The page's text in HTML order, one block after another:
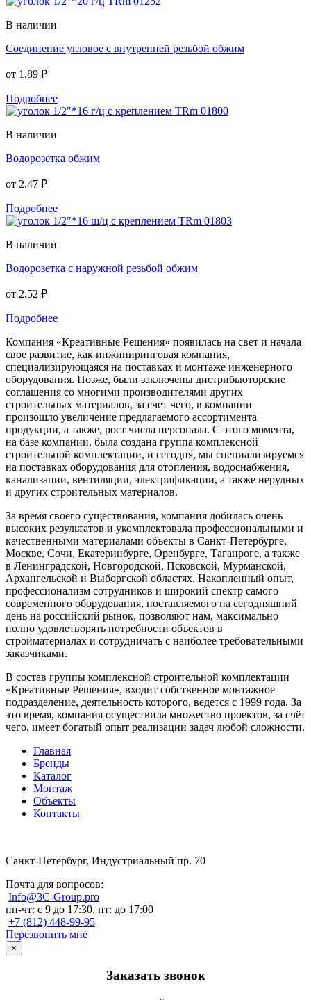
В наличии
Соединение угловое с внутренней резьбой обжим
от 1.89 ₽
Подробнее
В наличии
Водорозетка обжим
от 2.47 ₽
Подробнее
В наличии
Водорозетка с наружной резьбой обжим
от 2.52 ₽
Подробнее
Компания «Креативные Решения» появилась на свет и начала
свое развитие, как инжиниринговая компания,
специализирующаяся на поставках и монтаже инженерного
оборудования. Позже, были заключены дистрибьюторские
соглашения со многими производителями других
строительных материалов, за счет чего, в компании
произошло увеличение предлагаемого ассортимента
продукции, а также, рост числа персонала. С этого момента,
на базе компании, была создана группа комплексной
строительной комплектации, и сегодня, мы специализируемся
на поставках оборудования для отопления, водоснабжения,
канализации, вентиляции, электрификации, а также нерудных
и других строительных материалов.
За время своего существования, компания добилась очень
высоких результатов и укомплектовала профессиональными и
качественными материалами объекты в Санкт-Петербурге,
Москве, Сочи, Екатеринбурге, Оренбурге, Таганроге, а также
в Ленинградской, Новгородской, Псковской, Мурманской,
Архангельской и Выборгской областях. Накопленный опыт,
профессионализм сотрудников и широкий спектр самого
современного оборудования, поставляемого на сегодняшний
день на российский рынок, позволяют нам, максимально
полно удовлетворять потребности объектов в
стройматериалах и сотрудничать с наиболее требовательными
заказчиками.
В состав группы комплексной строительной комплектации
«Креативные Решения», входит собственное монтажное
подразделение, деятельность которого, ведется с 1999 года. За
это время, компания осуществила множество проектов, за счёт
чего, имеет богатый опыт реализации задач любой сложности.
Главная
Бренды
Каталог
Монтаж
Объекты
Контакты
Санкт-Петербург, Индустриальный пр. 70
Почта для вопросов:
Info@3C-Group.pro
пн-чт: с 9 до 17:30, пт: до 17:00
+7 (812) 448-99-95
Перезвонить мне
×
Заказать звонок